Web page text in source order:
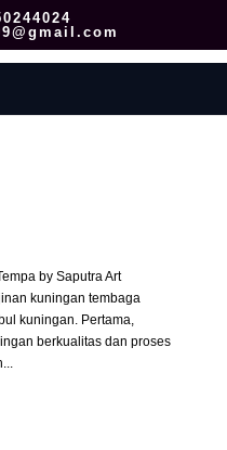
by Saputra Art
kuningan tembaga
kuningan. Pertama,
berkualitas dan proses